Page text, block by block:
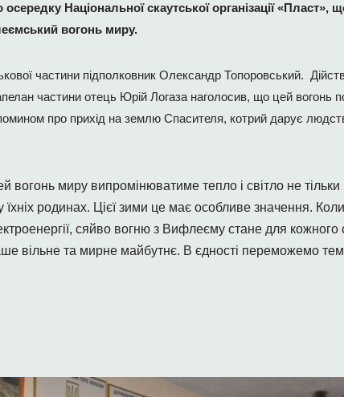
осередку Національної скаутської організації «Пласт»,
вогонь миру.
частини підполковник Олександр Топоровський.
частини отець Юрій Логаза наголосив, що цей вогонь
про прихід на землю Спасителя, котрий дарує
вогонь миру випромінюватиме тепло і світло не
їхніх родинах. Цієї зими це має особливе значення.
сяйво вогню з Вифлеєму стане для
вільне та мирне майбутнє. В єдності переможемо